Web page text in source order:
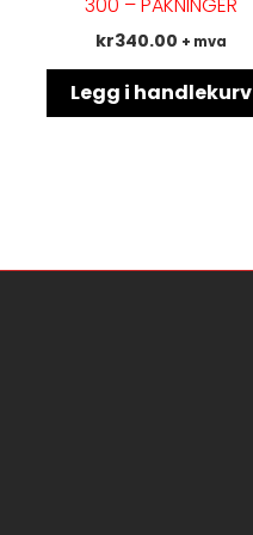
kr340.00 + mva
Legg i handlekurv